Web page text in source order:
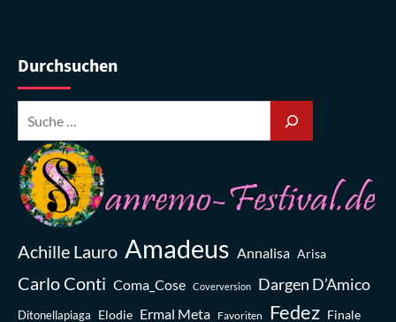
Durchsuchen
Achille Lauro Amadeus Annalisa Arisa
Carlo Conti Coma_Cose Coverversion Dargen D’Amico
Ditonellapiaga Elodie Ermal Meta Favoriten Fedez Finale